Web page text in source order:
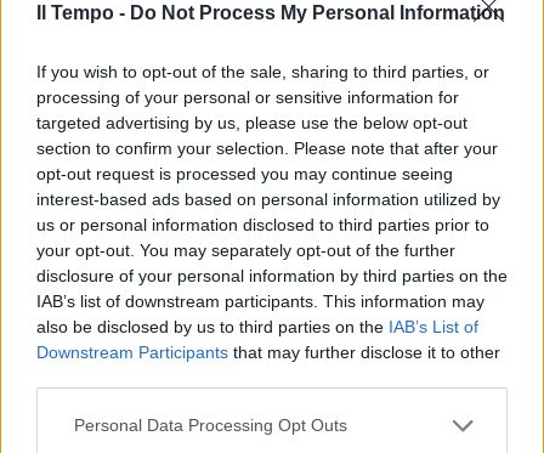
Il Tempo - Do Not Process My Personal Information
If you wish to opt-out of the sale, sharing to third parties, or
processing of your personal or sensitive information for
targeted advertising by us, please use the below opt-out
section to confirm your selection. Please note that after your
opt-out request is processed you may continue seeing
interest-based ads based on personal information utilized by
us or personal information disclosed to third parties prior to
your opt-out. You may separately opt-out of the further
disclosure of your personal information by third parties on the
IAB’s list of downstream participants. This information may
also be disclosed by us to third parties on the IAB’s List of
Downstream Participants that may further disclose it to other
Personal Data Processing Opt Outs